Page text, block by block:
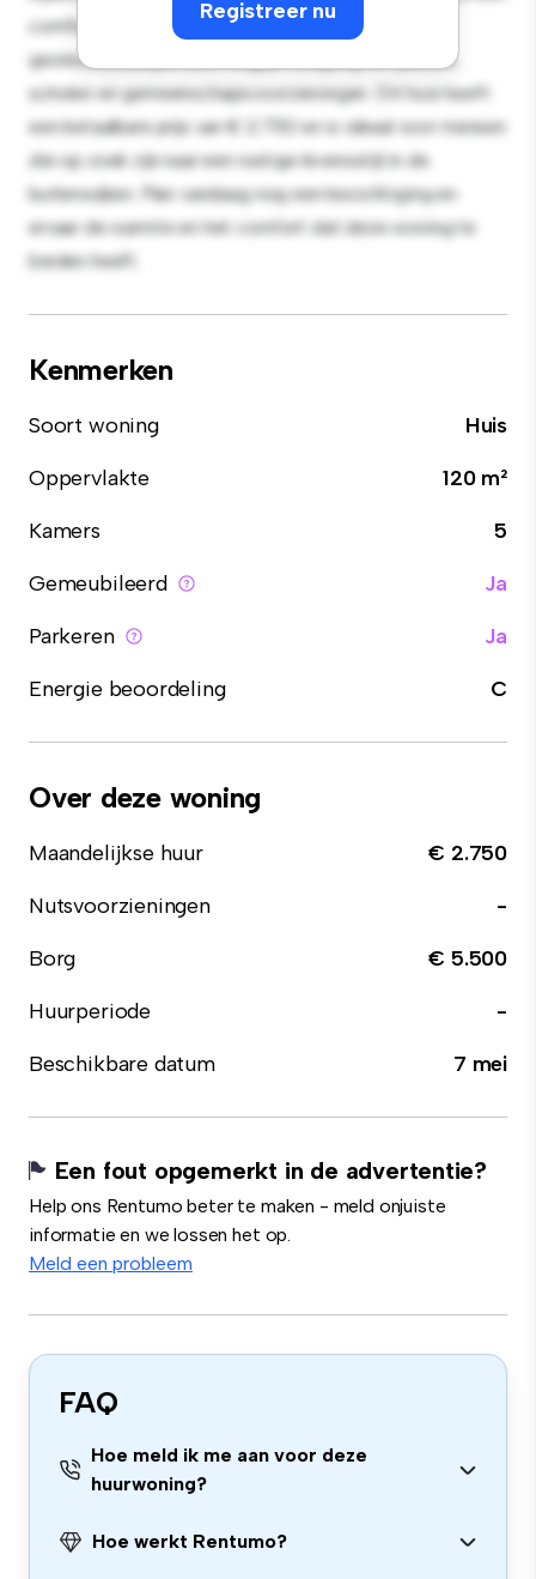
Registreer nu
comfortabele leefomgeving. Gelegen in een
gezinsvriendelijke buurt krijg je toegang tot parken,
scholen en gemeenschapsvoorzieningen. Dit huis heeft
een betaalbare prijs van € 2.750 en is ideaal voor mensen
die op zoek zijn naar een rustige levensstijl in de
buitenwijken. Plan vandaag nog een bezichtiging en
ervaar de warmte en het comfort dat deze woning te
bieden heeft.
Kenmerken
Soort woning
Huis
Oppervlakte
120 m²
Kamers
5
Gemeubileerd
Ja
Parkeren
Ja
Energie beoordeling
C
Over deze woning
Maandelijkse huur
€ 2.750
Nutsvoorzieningen
-
Borg
€ 5.500
Huurperiode
-
Beschikbare datum
7 mei
Een fout opgemerkt in de advertentie?
Help ons Rentumo beter te maken - meld onjuiste
informatie en we lossen het op.
Meld een probleem
FAQ
Hoe meld ik me aan voor deze
huurwoning?
Hoe werkt Rentumo?